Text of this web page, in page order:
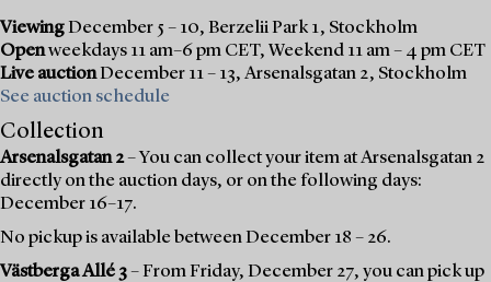
ViewingDecember 5 – 10, Berzelii Park 1, Stockholm
Openweekdays 11 am–6 pm CET, Weekend 11 am – 4 pm CET
Live auctionDecember 11 – 13, Arsenalsgatan 2, Stockholm
See auction schedule
Collection
Arsenalsgatan 2– You can collect your item at Arsenalsgatan 2
directly on the auction days, or on the following days:
December 16–17.
No pickup is available between December 18 – 26.
Västberga Allé 3– From Friday, December 27, you can pick up